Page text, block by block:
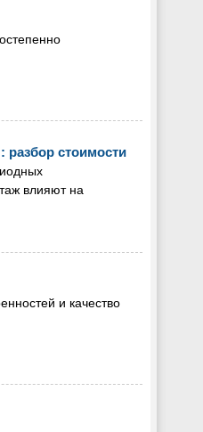
стоимости
влияют на
и качество